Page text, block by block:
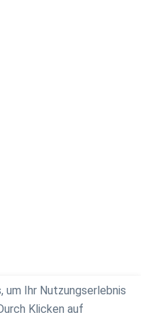
um Ihr Nutzungserlebnis
Klicken auf